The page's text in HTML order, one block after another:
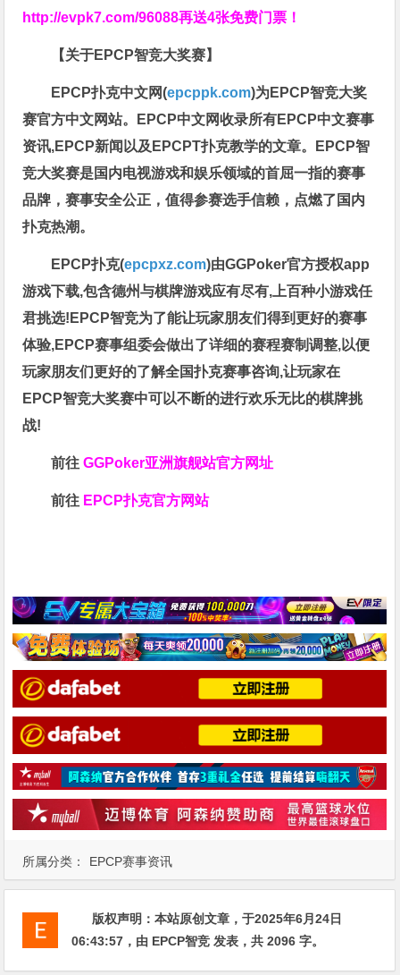
所属分类： EPCP赛事资讯
http://evpk7.com/96088再送4张免费门票！
【关于EPCP智竞大奖赛】
EPCP扑克中文网(epcppk.com)为EPCP智竞大奖
赛官方中文网站。EPCP中文网收录所有EPCP中文赛事
资讯,EPCP新闻以及EPCPT扑克教学的文章。EPCP智
竞大奖赛是国内电视游戏和娱乐领域的首屈一指的赛事
品牌，赛事安全公正，值得参赛选手信赖，点燃了国内
扑克热潮。
EPCP扑克(epcpxz.com)由GGPoker官方授权app
游戏下载,包含德州与棋牌游戏应有尽有,上百种小游戏任
君挑选!EPCP智竞为了能让玩家朋友们得到更好的赛事
体验,EPCP赛事组委会做出了详细的赛程赛制调整,以便
玩家朋友们更好的了解全国扑克赛事咨询,让玩家在
EPCP智竞大奖赛中可以不断的进行欢乐无比的棋牌挑
战!
前往GGPoker亚洲旗舰站官方网址
前往 EPCP扑克官方网站
版权声明：本站原创文章，于2025年6月24日
06:43:57 ，由 EPCP智竞 发表，共 2096 字。